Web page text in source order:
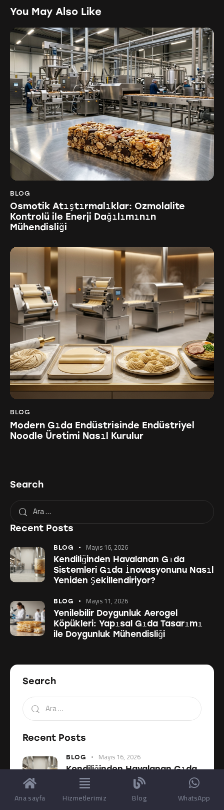
You May Also Like
BLOG
Osmotik Atıştırmalıklar: Ozmolalite
Kontrolü ile Enerji Dağılımının
Mühendisliği
BLOG
Modern Gıda Endüstrisinde Endüstriyel
Noodle Üretimi Nasıl Kurulur
Search
Recent Posts
BLOG Mayıs 16, 2026
Kendiliğinden Havalanan Gıda
Sistemleri Gıda İnovasyonunu Nasıl
Yeniden Şekillendiriyor?
BLOG Mayıs 11, 2026
Yenilebilir Doygunluk Aerogel
Köpükleri: Yapısal Gıda Tasarımı
ile Doygunluk Mühendisliği
Search
Recent Posts
BLOG Mayıs 16, 2026
Kendiliğinden Havalanan Gıda
Sistemleri Gıda İnovasyonunu
Nasıl Yeniden Şekillendiriyor?
Ana sayfa Hizmetlerimiz Blog WhatsApp